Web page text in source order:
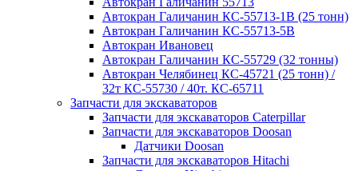
Автокран Галичанин КС-55713-1В (25 тонн)
Автокран Галичанин КС-55713-5В
Автокран Ивановец
Автокран Галичанин КС-55729 (32 тонны)
Автокран Челябинец КС-45721 (25 тонн) /
32т КС-55730 / 40т. КС-65711
Запчасти для экскаваторов
Запчасти для экскаваторов Caterpillar
Запчасти для экскаваторов Doosan
Датчики Doosan
Запчасти для экскаваторов Hitachi